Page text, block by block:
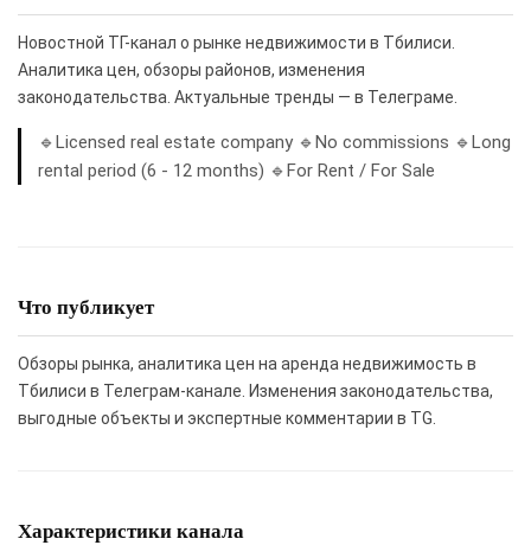
Новостной ТГ-канал о рынке недвижимости в Тбилиси.
Аналитика цен, обзоры районов, изменения
законодательства. Актуальные тренды — в Телеграме.
🔹Licensed real estate company 🔹No commissions 🔹Long
rental period (6 - 12 months) 🔹For Rent / For Sale
Что публикует
Обзоры рынка, аналитика цен на аренда недвижимость в
Тбилиси в Телеграм-канале. Изменения законодательства,
выгодные объекты и экспертные комментарии в TG.
Характеристики канала